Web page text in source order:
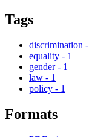
Tags
discrimination -
equality - 1
gender - 1
law - 1
policy - 1
Formats